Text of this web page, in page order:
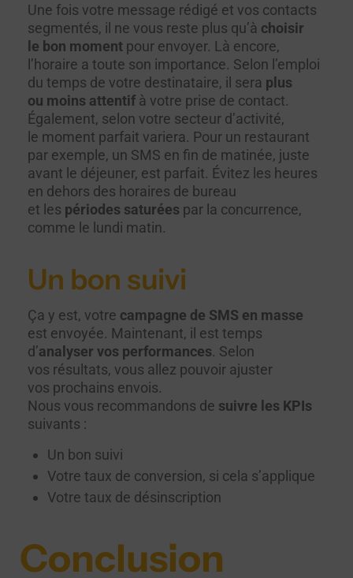
Une fois votre message rédigé et vos contacts
segmentés, il ne vous reste plus qu’à choisir
le bon moment pour envoyer. Là encore,
l’horaire a toute son importance. Selon l’emploi
du temps de votre destinataire, il sera plus
ou moins attentif à votre prise de contact.
Également, selon votre secteur d’activité,
le moment parfait variera. Pour un restaurant
par exemple, un SMS en fin de matinée, juste
avant le déjeuner, est parfait. Évitez les heures
en dehors des horaires de bureau
et les périodes saturées par la concurrence,
comme le lundi matin.
Un bon suivi
Ça y est, votre campagne de SMS en masse
est envoyée. Maintenant, il est temps
d’analyser vos performances. Selon
vos résultats, vous allez pouvoir ajuster
vos prochains envois.
Nous vous recommandons de suivre les KPIs
suivants :
Un bon suivi
Votre taux de conversion, si cela s’applique
Votre taux de désinscription
Conclusion